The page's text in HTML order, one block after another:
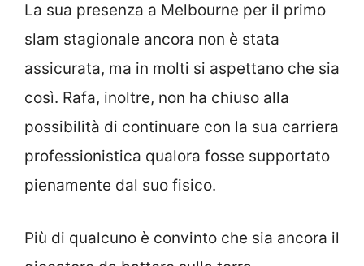
La sua presenza a Melbourne per il primo
slam stagionale ancora non è stata
assicurata, ma in molti si aspettano che sia
così. Rafa, inoltre, non ha chiuso alla
possibilità di continuare con la sua carriera
professionistica qualora fosse supportato
pienamente dal suo fisico.
Più di qualcuno è convinto che sia ancora il